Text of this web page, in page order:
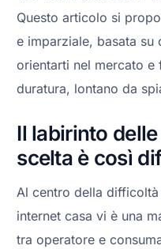
Questo articolo si
e imparziale, basata
orientarti nel mercato e
duratura, lontano da
Il labirinto
scelta è così
Al centro della difficoltà
internet casa vi è una
tra operatore e